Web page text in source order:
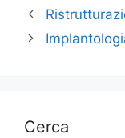
Cerca